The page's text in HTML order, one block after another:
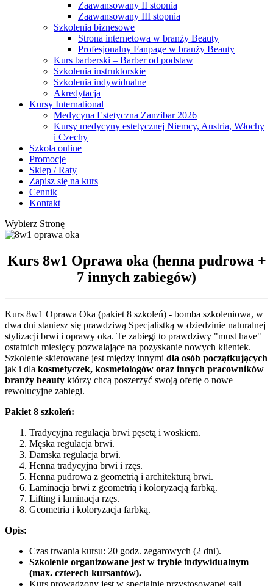
Zaawansowany II stopnia
Zaawansowany III stopnia
Szkolenia biznesowe
Strona internetowa w branży Beauty
Profesjonalny Fanpage w branży Beauty
Kurs barberski – Barber od podstaw
Szkolenia instruktorskie
Szkolenia indywidualne
Akredytacja
Kursy International
Medycyna Estetyczna Zanzibar 2026
Kursy medycyny estetycznej Niemcy, Austria, Włochy
i Czechy
Szkoła online
Promocje
Sklep / Raty
Zapisz się na kurs
Cennik
Kontakt
Wybierz Stronę
Kurs 8w1 Oprawa oka (henna pudrowa +
7 innych zabiegów)
Kurs 8w1 Oprawa Oka (pakiet 8 szkoleń) - bomba szkoleniowa, w
dwa dni staniesz się prawdziwą Specjalistką w dziedzinie naturalnej
stylizacji brwi i oprawy oka. Te zabiegi to prawdziwy "must have"
ostatnich miesięcy pozwalające na pozyskanie nowych klientek.
Szkolenie skierowane jest między innymi dla osób początkujących
jak i dla kosmetyczek, kosmetologów oraz innych pracowników
branży beauty którzy chcą poszerzyć swoją ofertę o nowe
rewolucyjne zabiegi.
Pakiet 8 szkoleń:
Tradycyjna regulacja brwi pęsetą i woskiem.
Męska regulacja brwi.
Damska regulacja brwi.
Henna tradycyjna brwi i rzęs.
Henna pudrowa z geometrią i architekturą brwi.
Laminacja brwi z geometrią i koloryzacją farbką.
Lifting i laminacja rzęs.
Geometria i koloryzacja farbką.
Opis:
Czas trwania kursu: 20 godz. zegarowych (2 dni).
Szkolenie organizowane jest w trybie indywidualnym
(max. czterech kursantów).
Kurs prowadzony jest w specjalnie przystosowanej sali